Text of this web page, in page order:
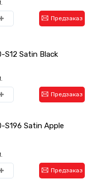
Предзаказ
S12 Satin Black
Предзаказ
S196 Satin Apple
Предзаказ